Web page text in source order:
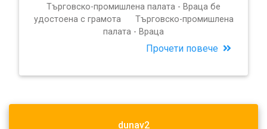
Търговско-промишлена палата - Враца бе
удостоена с грамота Търговско-промишлена
палата - Враца
Прочети повече
dunav2